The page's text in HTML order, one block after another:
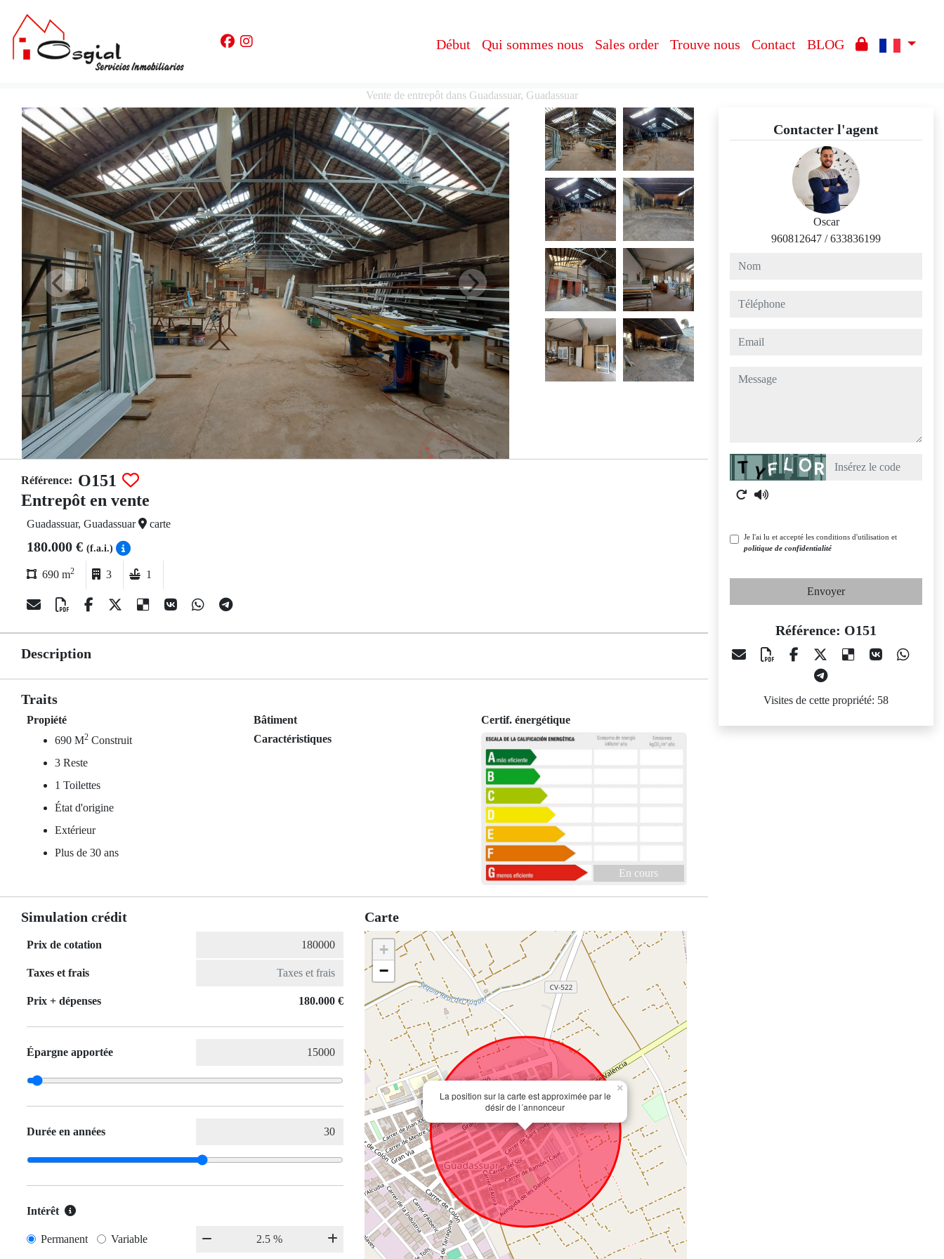
Début Qui sommes nous Sales order Trouve nous Contact BLOG
Vente de entrepôt dans Guadassuar, Guadassuar
Référence: O151
Entrepôt en vente
Guadassuar, Guadassuar carte
180.000 € (f.a.i.)
690 m2 3 1
Description
Traits
Propiété
690 M2 Construit
3 Reste
1 Toilettes
État d'origine
Extérieur
Plus de 30 ans
Bâtiment
Caractéristiques
Certif. énergétique
En cours
Simulation crédit
Prix de cotation
Taxes et frais
Prix ​​+ dépenses 180.000 €
Épargne apportée
Durée en années
Intérêt
Permanent Variable
Carte
La position sur la carte est approximée par le
désir de l´annonceur
×
+
−
Contacter l'agent
Oscar
960812647 /633836199
nom
téléphone
email
message
Captcha
Je l'ai lu et accepté les conditions d'utilisation et
politique de confidentialité
Envoyer
Référence: O151
Visites de cette propriété: 58